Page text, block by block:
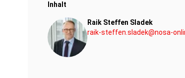
Inhalt
Raik Steffen Sladek
raik-steffen.sladek@nosa-